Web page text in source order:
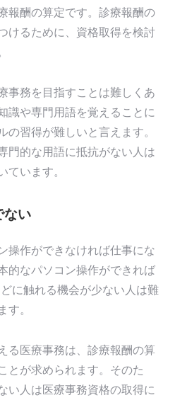
報酬の算定です。診療報酬の
けるために、資格取得を検討
事務を目指すことは難しくあ
識や専門用語を覚えることに
習得が難しいと言えます。
門的な用語に抵抗がない人は
ています。
ない
操作ができなければ仕事にな
的なパソコン操作ができれば
に触れる機会が少ない人は難
す。
る医療事務は、診療報酬の算
とが求められます。そのた
い人は医療事務資格の取得に